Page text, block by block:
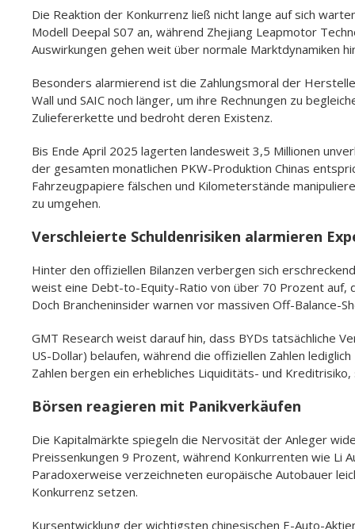
Die Reaktion der Konkurrenz ließ nicht lange auf sich
Modell Deepal S07 an, während Zhejiang Leapmotor
Auswirkungen gehen weit über normale Marktdynamiken
Besonders alarmierend ist die Zahlungsmoral der
Wall und SAIC noch länger, um ihre Rechnungen zu
Zuliefererkette und bedroht deren Existenz.
Bis Ende April 2025 lagerten landesweit 3,5 Millionen
der gesamten monatlichen PKW-Produktion Chinas
Fahrzeugpapiere fälschen und Kilometerstände
zu umgehen.
Verschleierte Schuldenrisiken alarmieren
Hinter den offiziellen Bilanzen verbergen sich
weist eine Debt-to-Equity-Ratio von über 70 Prozent auf,
Doch Brancheninsider warnen vor massiven Off-Balance-
GMT Research weist darauf hin, dass BYDs tatsächliche
US-Dollar) belaufen, während die offiziellen Zahlen
Zahlen bergen ein erhebliches Liquiditäts- und
Börsen reagieren mit Panikverkäufen
Die Kapitalmärkte spiegeln die Nervosität der Anleger
Preissenkungen 9 Prozent, während Konkurrenten wie Li
Paradoxerweise verzeichneten europäische Autobauer
Konkurrenz setzen.
Kursentwicklung der wichtigsten chinesischen E-Auto-